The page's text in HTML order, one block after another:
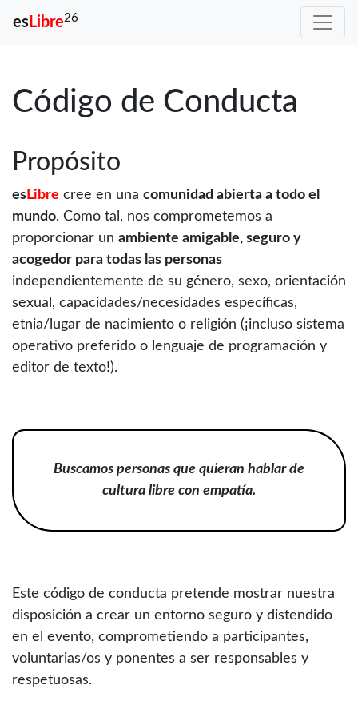
es Libre26
Código de Conducta
Propósito
esLibre cree en una comunidad abierta a todo el
mundo. Como tal, nos comprometemos a
proporcionar un ambiente amigable, seguro y
acogedor para todas las personas
independientemente de su género, sexo, orientación
sexual, capacidades/necesidades específicas,
etnia/lugar de nacimiento o religión (¡incluso sistema
operativo preferido o lenguaje de programación y
editor de texto!).
Buscamos personas que quieran hablar de
cultura libre con empatía.
Este código de conducta pretende mostrar nuestra
disposición a crear un entorno seguro y distendido
en el evento, comprometiendo a participantes,
voluntarias/os y ponentes a ser responsables y
respetuosas.